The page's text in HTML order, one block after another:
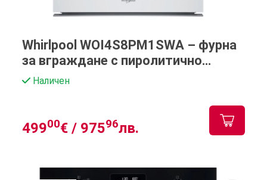
Whirlpool WOI4S8PM1SWA – фурна
за вграждане с пиролитично
почистване
Наличен
49900€ / 97596лв.